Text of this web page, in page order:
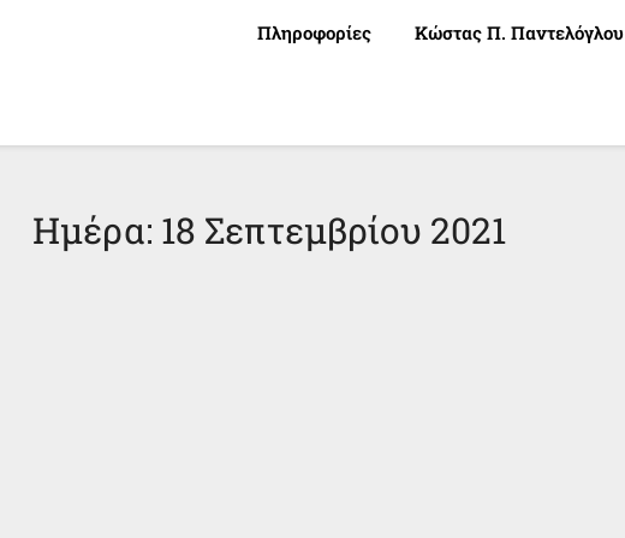
Πληροφορίες Κώστας Π. Παντελόγλου
Ημέρα: 18 Σεπτεμβρίου 2021